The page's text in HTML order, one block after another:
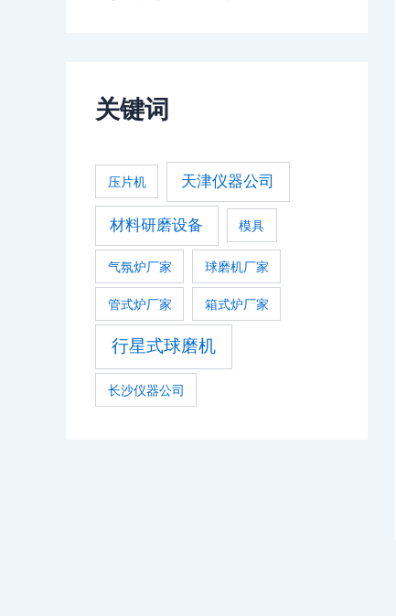
关键词
压片机 天津仪器公司
材料研磨设备 模具
气氛炉厂家 球磨机厂家
管式炉厂家 箱式炉厂家
行星式球磨机
长沙仪器公司